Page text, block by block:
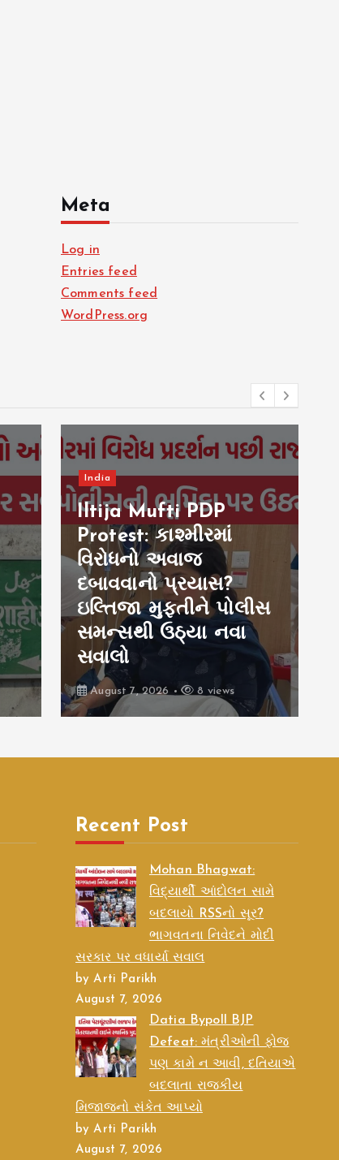
Meta
Log in
Entries feed
Comments feed
WordPress.org
India
Iltija Mufti PDP
Protest: કાશ્મીરમાં
વિરોધનો અવાજ
દબાવવાનો પ્રયાસ?
ઇલ્તિજા મુફ્તીને પોલીસ
સમન્સથી ઉઠ્યા નવા
સવાલો
August 7, 2026 8 views
Recent Post
Mohan Bhagwat:
વિદ્યાર્થી આંદોલન સામે
બદલાયો RSSનો સૂર?
ભાગવતના નિવેદને મોદી
સરકાર પર વધાર્યા સવાલ
by Arti Parikh
August 7, 2026
Datia Bypoll BJP
Defeat: મંત્રીઓની ફોજ
પણ કામે ન આવી, દતિયાએ
બદલાતા રાજકીય
મિજાજનો સંકેત આપ્યો
by Arti Parikh
August 7, 2026